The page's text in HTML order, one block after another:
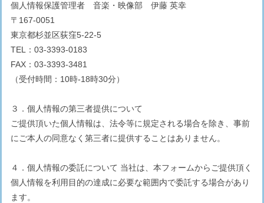
個人情報保護管理者 音楽・映像部 伊藤 英幸
〒167-0051
東京都杉並区荻窪5-22-5
TEL：03-3393-0183
FAX：03-3393-3481
（受付時間：10時-18時30分）
３．個人情報の第三者提供について
ご提供頂いた個人情報は、法令等に規定される場合を除き、事前
にご本人の同意なく第三者に提供することはありません。
４．個人情報の委託について 当社は、本フォームからご提供頂く
個人情報を利用目的の達成に必要な範囲内で委託する場合があり
ます。